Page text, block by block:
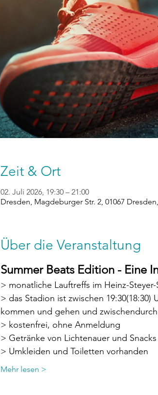
Zeit & Ort
02. Juli 2026, 19:30 – 21:00
Dresden, Magdeburger Str. 2, 01067
Über die Veranstaltung
Summer Beats Edition - Eine
> monatliche Lauftreffs im Heinz-
> das Stadion ist zwischen
kommen und gehen und
> kostenfrei, ohne Anmeldung
> Getränke von Lichtenauer und
> Umkleiden und Toiletten vorhanden
Mehr lesen >